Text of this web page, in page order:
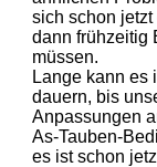
sich schon
dann frühzeitig
müssen.
Lange kann es
dauern, bis
Anpassungen
As-Tauben-
es ist schon